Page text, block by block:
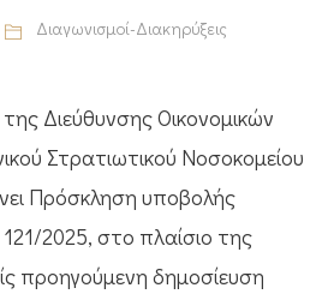
Διαγωνισμοί-Διακηρύξεις
Διεύθυνσης Οικονομικών
Στρατιωτικού Νοσοκομείου
Πρόσκληση υποβολής
2025, στο πλαίσιο της
προηγούμενη δημοσίευση